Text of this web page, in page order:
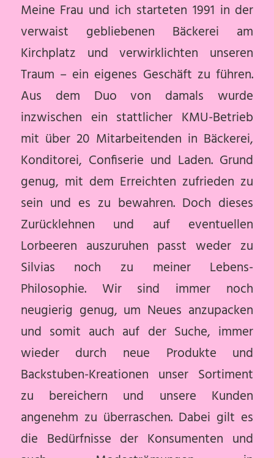
Meine Frau und ich starteten 1991 in der
verwaist gebliebenen Bäckerei am
Kirchplatz und verwirklichten unseren
Traum – ein eigenes Geschäft zu führen.
Aus dem Duo von damals wurde
inzwischen ein stattlicher KMU-Betrieb
mit über 20 Mitarbeitenden in Bäckerei,
Konditorei, Confiserie und Laden. Grund
genug, mit dem Erreichten zufrieden zu
sein und es zu bewahren. Doch dieses
Zurücklehnen und auf eventuellen
Lorbeeren auszuruhen passt weder zu
Silvias noch zu meiner Lebens-
Philosophie. Wir sind immer noch
neugierig genug, um Neues anzupacken
und somit auch auf der Suche, immer
wieder durch neue Produkte und
Backstuben-Kreationen unser Sortiment
zu bereichern und unsere Kunden
angenehm zu überraschen. Dabei gilt es
die Bedürfnisse der Konsumenten und